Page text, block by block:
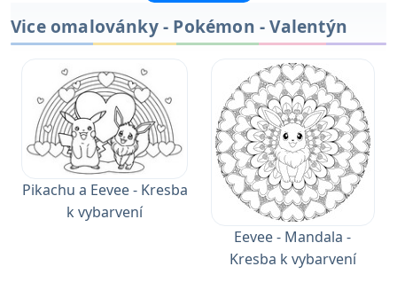
Vice omalovánky - Pokémon - Valentýn
Pikachu a Eevee - Kresba
k vybarvení
Eevee - Mandala -
Kresba k vybarvení